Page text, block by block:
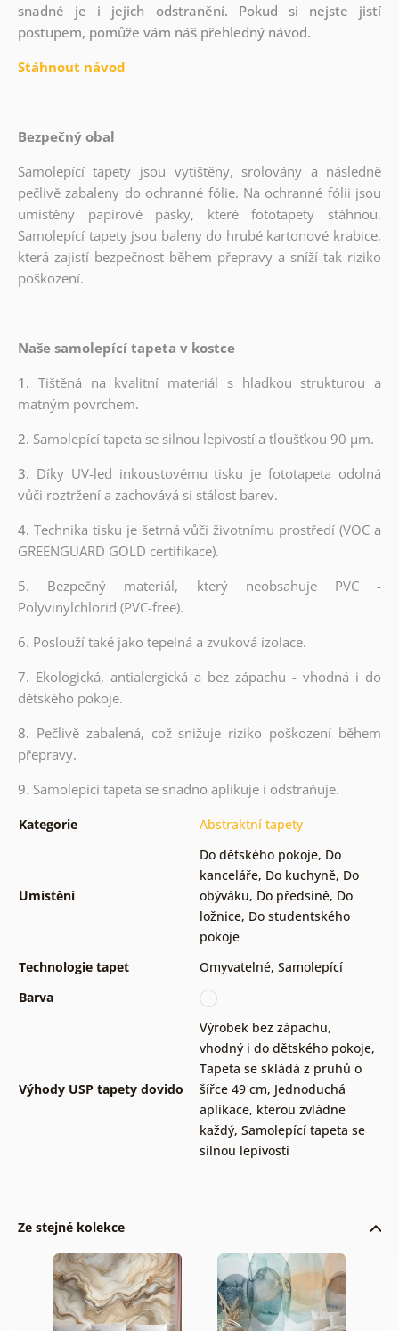
snadné je i jejich odstranění. Pokud si nejste jistí
postupem, pomůže vám náš přehledný návod.
Stáhnout návod
Bezpečný obal
Samolepící tapety jsou vytištěny, srolovány a následně
pečlivě zabaleny do ochranné fólie. Na ochranné fólii jsou
umístěny papírové pásky, které fototapety stáhnou.
Samolepící tapety jsou baleny do hrubé kartonové krabice,
která zajistí bezpečnost během přepravy a sníží tak riziko
poškození.
Naše samolepící tapeta v kostce
1. Tištěná na kvalitní materiál s hladkou strukturou a
matným povrchem.
2. Samolepící tapeta se silnou lepivostí a tloušťkou 90 µm.
3. Díky UV-led inkoustovému tisku je fototapeta odolná
vůči roztržení a zachovává si stálost barev.
4. Technika tisku je šetrná vůči životnímu prostředí (VOC a
GREENGUARD GOLD certifikace).
5. Bezpečný materiál, který neobsahuje PVC -
Polyvinylchlorid (PVC-free).
6. Poslouží také jako tepelná a zvuková izolace.
7. Ekologická, antialergická a bez zápachu - vhodná i do
dětského pokoje.
8. Pečlivě zabalená, což snižuje riziko poškození během
přepravy.
9. Samolepící tapeta se snadno aplikuje i odstraňuje.
Kategorie Abstraktní tapety
Umístění
Do dětského pokoje, Do
kanceláře, Do kuchyně, Do
obýváku, Do předsíně, Do
ložnice, Do studentského
pokoje
Technologie tapet
Omyvatelné, Samolepící
Barva
Výhody USP tapety dovido
Výrobek bez zápachu,
vhodný i do dětského pokoje,
Tapeta se skládá z pruhů o
šířce 49 cm, Jednoduchá
aplikace, kterou zvládne
každý, Samolepící tapeta se
silnou lepivostí
Ze stejné kolekce